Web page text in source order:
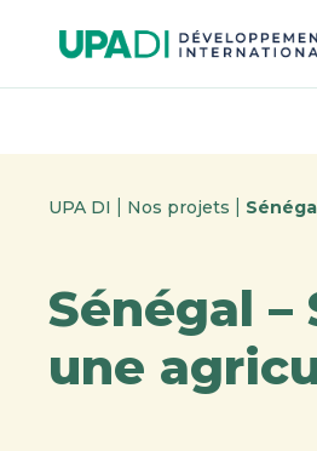
UPA DI Nos projets
Sénégal
une